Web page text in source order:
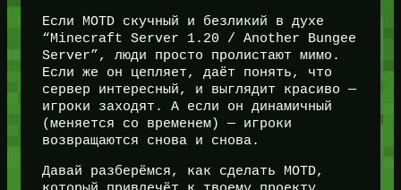
Если MOTD скучный и безликий в духе
“Minecraft Server 1.20 / Another Bungee
Server”, люди просто пролистают мимо.
Если же он цепляет, даёт понять, что
сервер интересный, и выглядит красиво —
игроки заходят. А если он динамичный
(меняется со временем) — игроки
возвращаются снова и снова.
Давай разберёмся, как сделать MOTD,